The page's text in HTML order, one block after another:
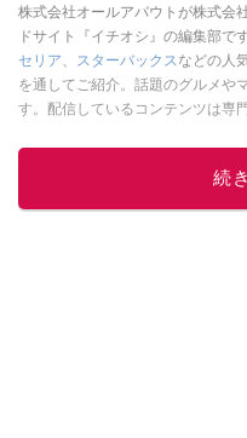
株式会社オールアバウトが株式会
ドサイト『イチオシ』の編集部です
セリア、 スターバックスなどの人
を通してご紹介。話題のグルメや
す。配信しているコンテンツは専
ニュースでフォロー
続